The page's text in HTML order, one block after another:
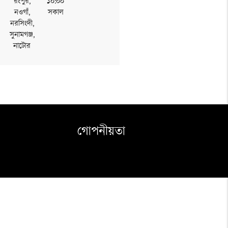
নওগাঁ,
নরসিংদী,
সুনামগঞ্জ,
নাটোর
সকাল
গোপনীয়তা